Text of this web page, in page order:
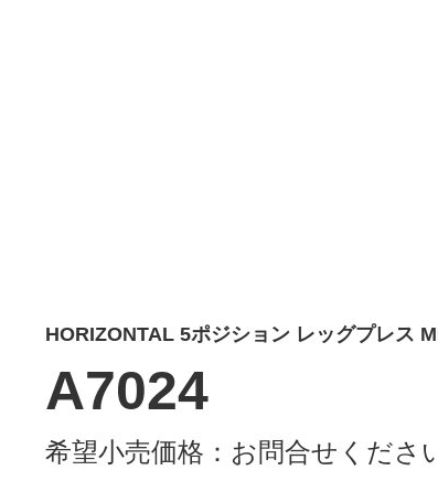
HORIZONTAL 5ポジション レッグプレス
A7024
希望小売価格： お問合せくださ